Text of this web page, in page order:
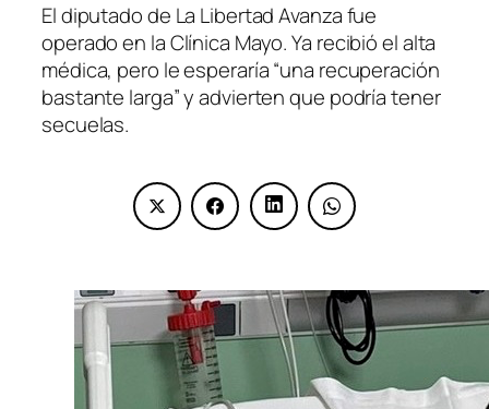
El diputado de La Libertad Avanza fue
operado en la Clínica Mayo. Ya recibió el alta
médica, pero le esperaría “una recuperación
bastante larga” y advierten que podría tener
secuelas.